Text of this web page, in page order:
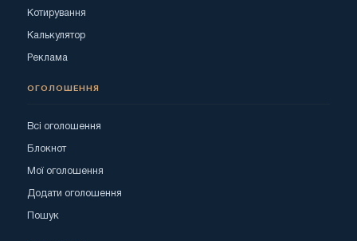
Котирування
Калькулятор
Реклама
ОГОЛОШЕННЯ
Всі оголошення
Блокнот
Мої оголошення
Додати оголошення
Пошук